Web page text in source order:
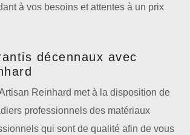
à vos besoins et attentes à un prix
décennaux avec
Reinhard met à la disposition de
professionnels des matériaux
qui sont de qualité afin de vous